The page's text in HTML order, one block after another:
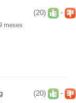
(20) -
meses
(20) -